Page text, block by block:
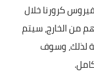
كرورنا خلال
الخارج، سيتم
لذلك، وسوف